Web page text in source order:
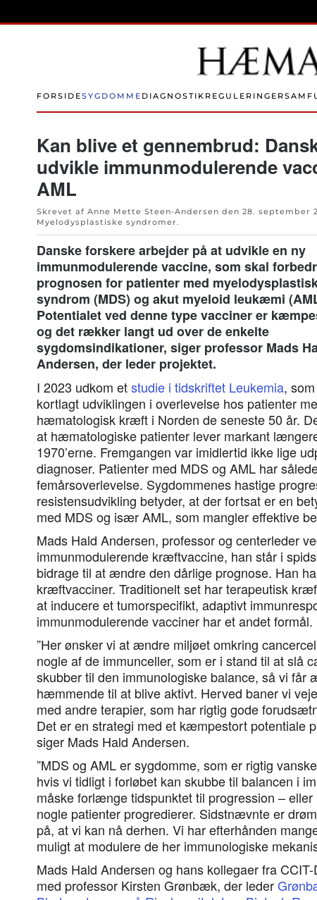
Skip to main content
FORSIDESYGDOMME DIAGNOSTIK REGULERINGER
Kan blive et gennembrud:
udvikle immunmodulerende
AML
Skrevet af Anne Mette Steen-Andersen den 28. september
Myelodysplastiske syndromer.
Danske forskere arbejder på at udvikle en ny
immunmodulerende vaccine, som skal
prognosen for patienter med
syndrom (MDS) og akut myeloid leukæmi
Potentialet ved denne type vacciner er
og det rækker langt ud over de enkelte
sygdomsindikationer, siger professor Mads
Andersen, der leder projektet.
I 2023 udkom etstudie i tidskriftet Leukemia,
kortlagt udviklingen i overlevelse hos patienter
hæmatologisk kræft i Norden de seneste 50 år.
at hæmatologiske patienter lever markant
1970’erne. Fremgangen var imidlertid ikke lige
diagnoser. Patienter med MDS og AML har
femårsoverlevelse. Sygdommenes hastige
resistensudvikling betyder, at der fortsat er en
med MDS og især AML, som mangler effektive
Mads Hald Andersen, professor og centerleder
immunmodulerende kræftvaccine, han står i
bidrage til at ændre den dårlige prognose. Han
kræftvacciner. Traditionelt set har terapeutisk
at inducere et tumorspecifikt, adaptivt
immunmodulerende vacciner har et andet formål.
”Her ønsker vi at ændre miljøet omkring
nogle af de immunceller, som er i stand til at slå
skubber til den immunologiske balance, så vi
hæmmende til at blive aktivt. Herved baner vi
med andre terapier, som har rigtig gode
Det er en strategi med et kæmpestort potentiale
siger Mads Hald Andersen.
”MDS og AML er sygdomme, som er rigtig
hvis vi tidligt i forløbet kan skubbe til balancen i
måske forlænge tidspunktet til progression –
nogle patienter progredierer. Sidstnævnte er
på, at vi kan nå derhen. Vi har efterhånden
muligt at modulere de her immunologiske
Mads Hald Andersen og hans kollegaer fra
med professor Kirsten Grønbæk, der leder